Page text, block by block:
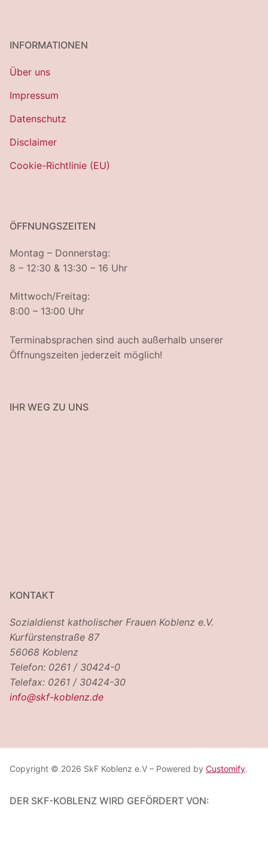
INFORMATIONEN
Über uns
Impressum
Datenschutz
Disclaimer
Cookie-Richtlinie (EU)
ÖFFNUNGSZEITEN
Montag – Donnerstag:
8 – 12:30 & 13:30 – 16 Uhr
Mittwoch/Freitag:
8:00 – 13:00 Uhr
Terminabsprachen sind auch außerhalb unserer
Öffnungszeiten jederzeit möglich!
IHR WEG ZU UNS
KONTAKT
Sozialdienst katholischer Frauen Koblenz e.V.
Kurfürstenstraße 87
56068 Koblenz
Telefon: 0261 / 30424-0
Telefax: 0261 / 30424-30
info@skf-koblenz.de
Copyright © 2026 SkF Koblenz e.V – Powered by Customify.
DER SKF-KOBLENZ WIRD GEFÖRDERT VON: